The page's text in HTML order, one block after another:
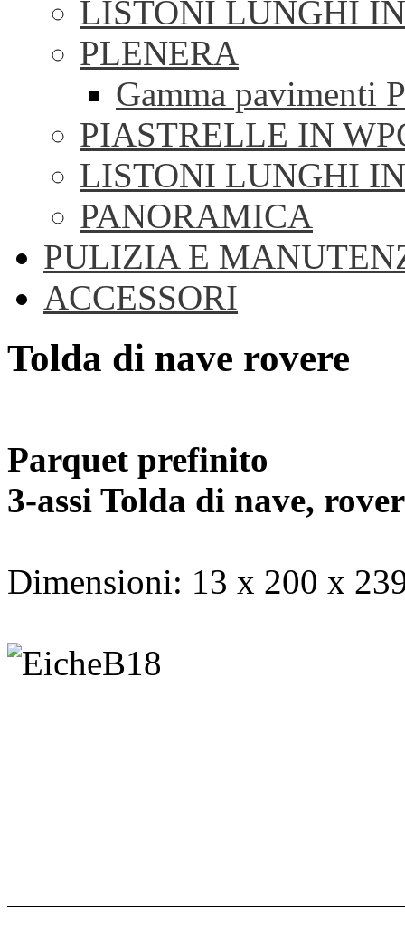
LISTONI LUNGHI
PLENERA
Gamma pavimenti
PIASTRELLE IN
LISTONI LUNGHI
PANORAMICA
PULIZIA E
ACCESSORI
Tolda di nave rovere
Parquet prefinito
3-assi Tolda di nave,
Dimensioni: 13 x 200 x